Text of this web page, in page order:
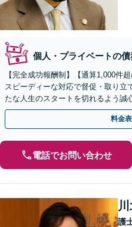
個人・プライベートの債
【完全成功報酬制】【通算1,000件
スピーディーな対応で督促・取り立
たな人生のスタートを切れるよう誠
の際は、一度弁護士にご相談くださ
料金
電話でお問い合わせ
護